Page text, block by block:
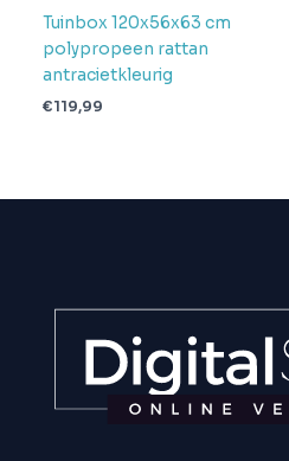
Tuinbox 120x56x63 cm
polypropeen rattan
antracietkleurig
€119,99